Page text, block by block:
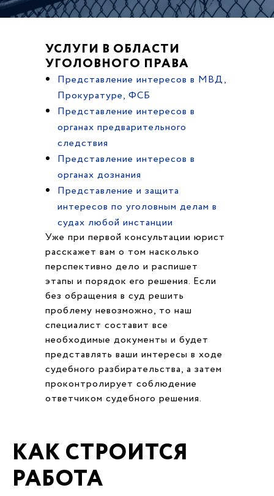
УСЛУГИ В ОБЛАСТИ
УГОЛОВНОГО ПРАВА
Представление интересов в МВД,
Прокуратуре, ФСБ
Представление интересов в
органах предварительного
следствия
Представление интересов в
органах дознания
Представление и защита
интересов по уголовным делам в
судах любой инстанции
Уже при первой консультации юрист
расскажет вам о том насколько
перспективно дело и распишет
этапы и порядок его решения. Если
без обращения в суд решить
проблему невозможно, то наш
специалист составит все
необходимые документы и будет
представлять ваши интересы в ходе
судебного разбирательства, а затем
проконтролирует соблюдение
ответчиком судебного решения.
КАК СТРОИТСЯ
РАБОТА